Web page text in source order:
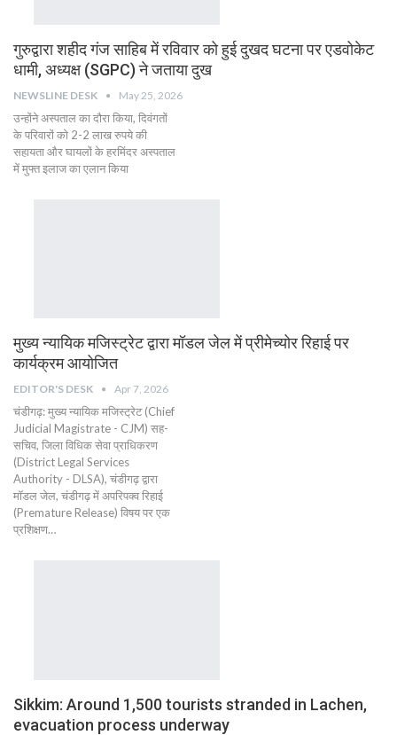
गुरुद्वारा शहीद गंज साहिब में रविवार को हुई दुखद घटना पर एडवोकेट
धामी, अध्यक्ष (SGPC) ने जताया दुख
NEWSLINE DESK May 25, 2026
उन्होंने अस्पताल का दौरा किया, दिवंगतों
के परिवारों को 2-2 लाख रुपये की
सहायता और घायलों के हरमिंदर अस्पताल
में मुफ्त इलाज का एलान किया
मुख्य न्यायिक मजिस्ट्रेट द्वारा मॉडल जेल में प्रीमेच्योर रिहाई पर
कार्यक्रम आयोजित
EDITOR'S DESK Apr 7, 2026
चंडीगढ़: मुख्य न्यायिक मजिस्ट्रेट (Chief
Judicial Magistrate - CJM) सह-
सचिव, जिला विधिक सेवा प्राधिकरण
(District Legal Services
Authority - DLSA), चंडीगढ़ द्वारा
मॉडल जेल, चंडीगढ़ में अपरिपक्व रिहाई
(Premature Release) विषय पर एक
प्रशिक्षण…
Sikkim: Around 1,500 tourists stranded in Lachen,
evacuation process underway